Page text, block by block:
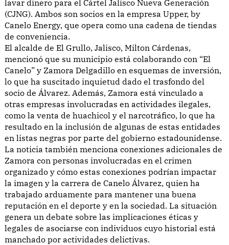
lavar dinero para el Cártel Jalisco Nueva Generación
(CJNG). Ambos son socios en la empresa Upper, by
Canelo Energy, que opera como una cadena de tiendas
de conveniencia.
El alcalde de El Grullo, Jalisco, Milton Cárdenas,
mencionó que su municipio está colaborando con “El
Canelo” y Zamora Delgadillo en esquemas de inversión,
lo que ha suscitado inquietud dado el trasfondo del
socio de Álvarez. Además, Zamora está vinculado a
otras empresas involucradas en actividades ilegales,
como la venta de huachicol y el narcotráfico, lo que ha
resultado en la inclusión de algunas de estas entidades
en listas negras por parte del gobierno estadounidense.
La noticia también menciona conexiones adicionales de
Zamora con personas involucradas en el crimen
organizado y cómo estas conexiones podrían impactar
la imagen y la carrera de Canelo Álvarez, quien ha
trabajado arduamente para mantener una buena
reputación en el deporte y en la sociedad. La situación
genera un debate sobre las implicaciones éticas y
legales de asociarse con individuos cuyo historial está
manchado por actividades delictivas.